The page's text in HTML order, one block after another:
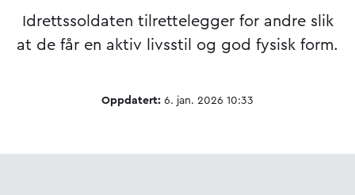
Idrettssoldaten tilrettelegger for andre slik
at de får en aktiv livsstil og god fysisk form.
Oppdatert: 6. jan. 2026 10:33